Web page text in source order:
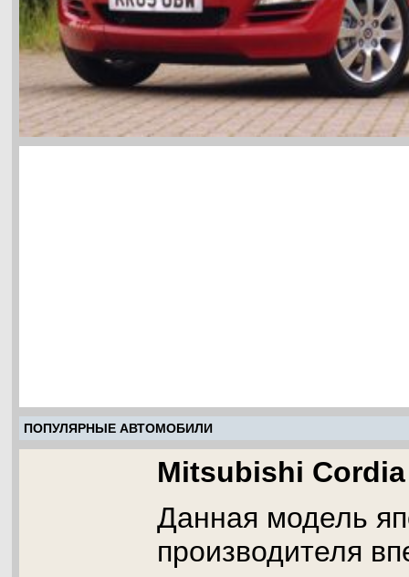
ПОПУЛЯРНЫЕ АВТОМОБИЛИ
Mitsubishi Cordia
Данная модель
производителя